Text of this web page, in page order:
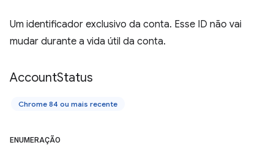
Um identificador exclusivo da conta. Esse ID não vai
mudar durante a vida útil da conta.
AccountStatus
Chrome 84 ou mais recente
ENUMERAÇÃO